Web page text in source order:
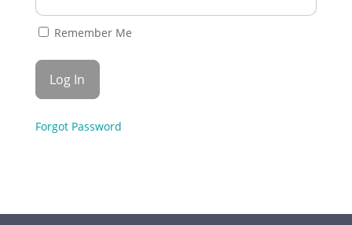
Remember Me
Forgot Password